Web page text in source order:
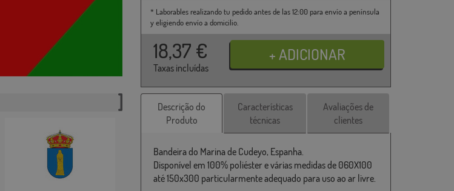
* Laborables realizando tu pedido antes de las 12:00 para envío a península
y eligiendo envío a domicilio.
18,37 €
Taxas incluídas
Descrição do
Produto
Características
técnicas
Avaliações de
clientes
Bandeira do Marina de Cudeyo, Espanha.
Disponível em 100% poliéster e várias medidas de 060X100
até 150x300 particularmente adequado para uso ao ar livre.